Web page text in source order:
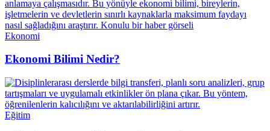
Ekonomi
Ekonomi Bilimi Nedir?
Eğitim